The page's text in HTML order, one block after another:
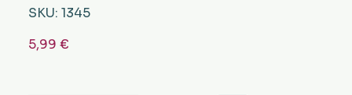
SKU: 1345
5,99 €